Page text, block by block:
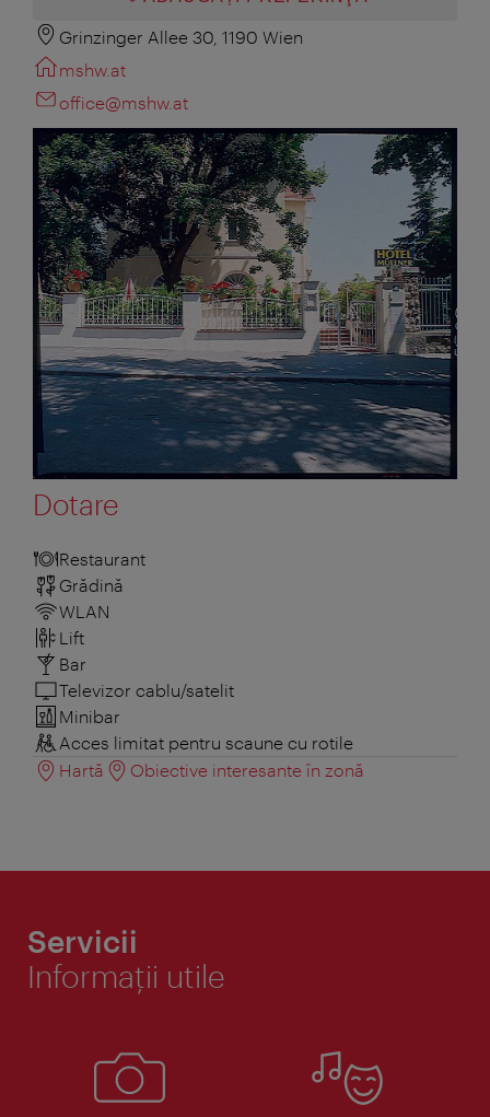
Grinzinger Allee 30, 1190 Wien
mshw.at
office@mshw.at
Dotare
Restaurant
Grădină
WLAN
Lift
Bar
Televizor cablu/satelit
Minibar
Acces limitat pentru scaune cu rotile
Hartă
Obiective interesante în zonă
Servicii
Informaţii utile